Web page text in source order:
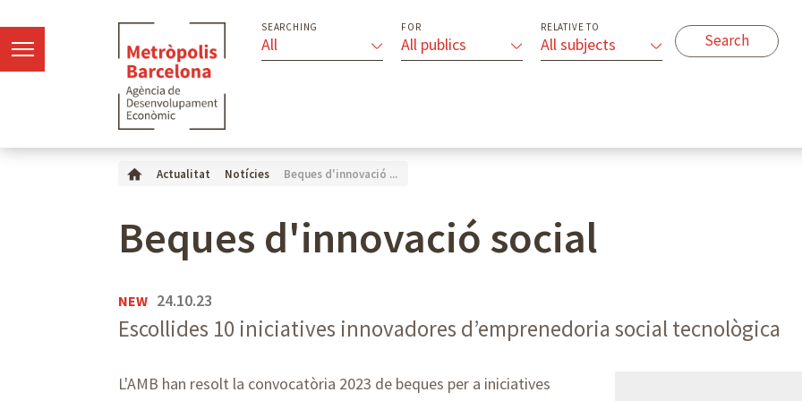
SEARCHING
All
FOR
All publics
RELATIVE TO
All subjects
Actualitat Notícies Beques d'innovació ...
Beques d'innovació social
NEW 24.10.23
Escollides 10 iniciatives innovadores d’emprenedoria social tecnològica
L'AMB han resolt la convocatòria 2023 de beques per a iniciatives